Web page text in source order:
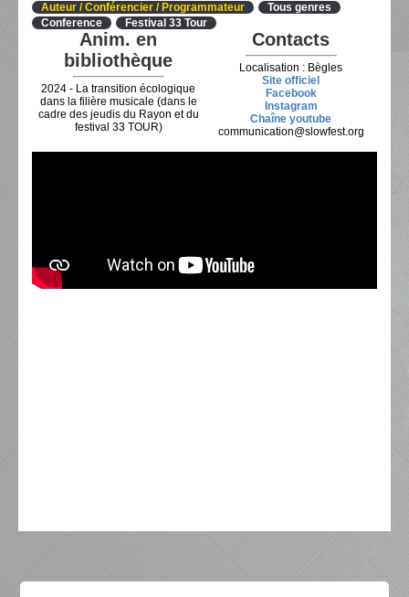
Auteur / Conférencier / Programmateur
Tous genres
Conference
Festival 33 Tour
Anim. en
bibliothèque
2024 - La transition écologique
dans la filière musicale (dans le
cadre des jeudis du Rayon et du
festival 33 TOUR)
Contacts
Localisation : Bègles
Site officiel
Facebook
Instagram
Chaîne youtube
communication@slowfest.org